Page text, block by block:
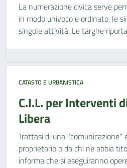
La numerazione civica serve
in modo univoco e ordinato, le
singole attività. Le targhe
CATASTO E URBANISTICA
C.I.L. per Interventi
Libera
Trattasi di una
proprietario o da chi ne abbia
informa che si eseguiranno